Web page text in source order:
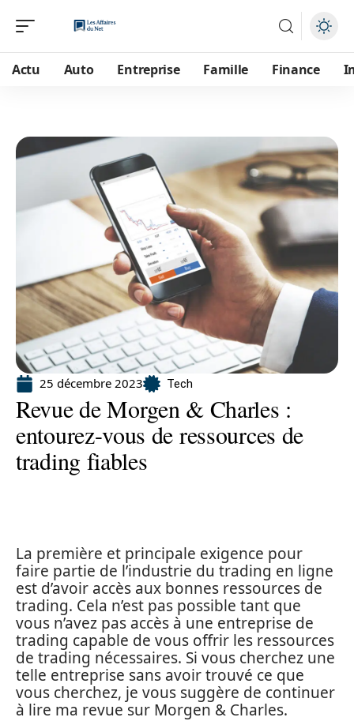
Actu Auto Entreprise Famille Finance
25 décembre 2023 Tech
Revue de Morgen & Charles :
entourez-vous de ressources de
trading fiables
La première et principale exigence pour
faire partie de l’industrie du trading en ligne
est d’avoir accès aux bonnes ressources de
trading. Cela n’est pas possible tant que
vous n’avez pas accès à une entreprise de
trading capable de vous offrir les ressources
de trading nécessaires. Si vous cherchez une
telle entreprise sans avoir trouvé ce que
vous cherchez, je vous suggère de continuer
à lire ma revue sur Morgen & Charles.